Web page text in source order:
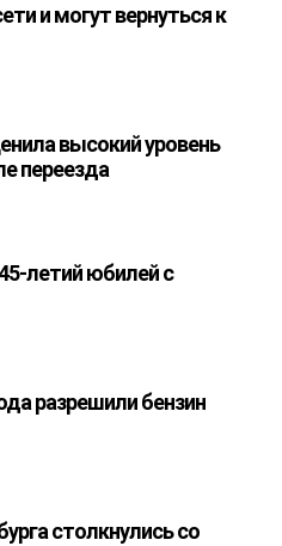
и могут вернуться к
высокий уровень
переезда
летий юбилей с
разрешили бензин
столкнулись со